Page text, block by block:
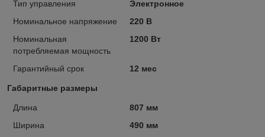
Тип управления
Электронное
Номинальное напряжение
220 В
Номинальная
потребляемая мощность
1200 Вт
Гарантийный срок 12 мес
Габаритные размеры
Длина
807 мм
Ширина
490 мм